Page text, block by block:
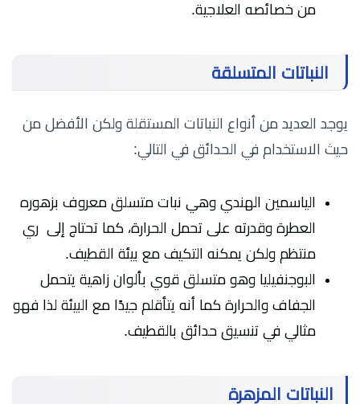
من خصائصه العلاجية.
النباتات المتسلقة
يوجد العديد من أنواع النباتات المستقلة ولكن الأفضل من
حيث الاستخدام في الحدائق في التالي:
الياسمين الهندي وهي نبات متسلق معروف بزهوره
العطرة وقدرته على تحمل الحرارة، كما تحتاج إلى ري
منتظم ولكن يمكنه التكيف مع بيئة القطيف.
البوجنفيليا وهو متسلق قوي بألوان زاهية يتحمل
الجفاف والحرارة كما أنه يتأقلم جيدًا مع البيئة لذا فهو
مثالي في تنسيق حدائق بالقطيف.
النباتات المزهرة